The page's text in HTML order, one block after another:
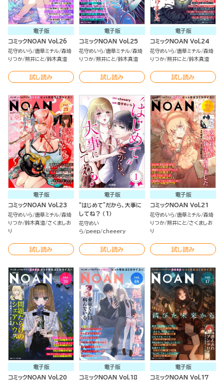
電子版
コミックNOAN Vol.26
花守めいら 唐草ミチル 森埼
りつか 照井にと 鈴木真澄
試し読み
電子版
コミックNOAN Vol.25
花守めいら 唐草ミチル 森埼
りつか 照井にと 鈴木真澄
試し読み
電子版
コミックNOAN Vol.24
花守めいら 唐草ミチル 森埼
りつか 照井にと 鈴木真澄
試し読み
電子版
コミックNOAN Vol.23
花守めいら 唐草ミチル 森埼
りつか 鈴木真澄 さくましお
り
試し読み
電子版
“はじめて”だから、大事に
してね？ （1）
花守めい
ら
peep cheeery
試し読み
電子版
コミックNOAN Vol.21
花守めいら 唐草ミチル 森埼
りつか 照井にと さくましお
り
試し読み
電子版
コミックNOAN Vol.20
電子版
コミックNOAN Vol.18
電子版
コミックNOAN Vol.17